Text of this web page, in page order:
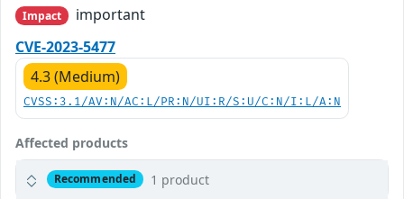
Impact
important
CVE-2023-5477
4.3 (Medium)
CVSS:3.1/AV:N/AC:L/PR:N/UI:R/S:U/C:N/I:L/A:N
Affected products
Recommended 1 product